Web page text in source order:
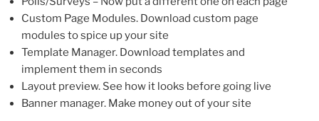
Custom Page Modules. Download custom page
modules to spice up your site
Template Manager. Download templates and
implement them in seconds
Layout preview. See how it looks before going live
Banner manager. Make money out of your site